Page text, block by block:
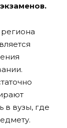
в вузы, где